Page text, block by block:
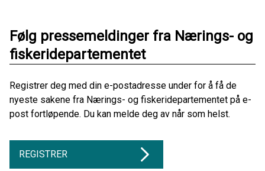
Følg pressemeldinger fra Nærings- og
fiskeridepartementet
Registrer deg med din e-postadresse under for å få de
nyeste sakene fra Nærings- og fiskeridepartementet på e-
post fortløpende. Du kan melde deg av når som helst.
REGISTRER